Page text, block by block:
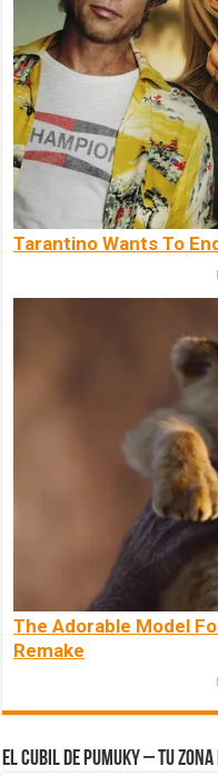
Tarantino Wants To
The Adorable Model
Remake
El Cubil de Pumuky – Tu